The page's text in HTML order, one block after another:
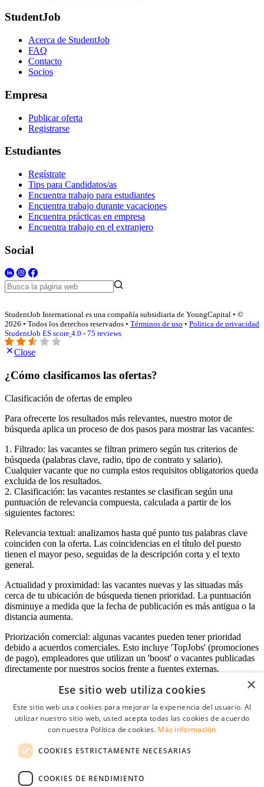
StudentJob
Acerca de StudentJob
FAQ
Contacto
Socios
Empresa
Publicar oferta
Registrarse
Estudiantes
Regístrate
Tips para Candidatos/as
Encuentra trabajo para estudiantes
Encuentra trabajo durante vacaciones
Encuentra prácticas en empresa
Encuentra trabajo en el extranjero
Social
StudentJob International es una compañía subsidiaria de YoungCapital • ©
2026 • Todos los derechos reservados • Términos de uso • Politica de privacidad
StudentJob ES score 4.0 - 75 reviews
Close
¿Cómo clasificamos las ofertas?
Clasificación de ofertas de empleo
Para ofrecerte los resultados más relevantes, nuestro motor de
búsqueda aplica un proceso de dos pasos para mostrar las vacantes:
1. Filtrado: las vacantes se filtran primero según tus criterios de
búsqueda (palabras clave, radio, tipo de contrato y salario).
Cualquier vacante que no cumpla estos requisitos obligatorios queda
excluida de los resultados.
2. Clasificación: las vacantes restantes se clasifican según una
puntuación de relevancia compuesta, calculada a partir de los
siguientes factores:
Relevancia textual: analizamos hasta qué punto tus palabras clave
coinciden con la oferta. Las coincidencias en el título del puesto
tienen el mayor peso, seguidas de la descripción corta y el texto
general.
Actualidad y proximidad: las vacantes nuevas y las situadas más
cerca de tu ubicación de búsqueda tienen prioridad. La puntuación
disminuye a medida que la fecha de publicación es más antigua o la
distancia aumenta.
Priorización comercial: algunas vacantes pueden tener prioridad
debido a acuerdos comerciales. Esto incluye 'TopJobs' (promociones
de pago), empleadores que utilizan un 'boost' o vacantes publicadas
directamente por nuestros socios frente a fuentes externas.
Acceso empresas
Contraseña
Recordarme
×
Ese sitio web utiliza cookies
Este sitio web usa cookies para mejorar la experiencia del usuario. Al
utilizar nuestro sitio web, usted acepta todas las cookies de acuerdo
con nuestra Política de cookies. Más información
COOKIES ESTRICTAMENTE NECESARIAS
COOKIES DE RENDIMIENTO